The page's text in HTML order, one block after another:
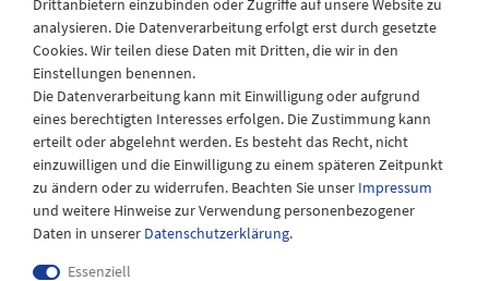
Kontaktformular
Telefon: 04943-910921
Drittanbietern einzubinden oder Zugriffe auf unsere Website zu
analysieren. Die Datenverarbeitung erfolgt erst durch gesetzte
Cookies. Wir teilen diese Daten mit Dritten, die wir in den
Einstellungen benennen.
Die Datenverarbeitung kann mit Einwilligung oder aufgrund
eines berechtigten Interesses erfolgen. Die Zustimmung kann
erteilt oder abgelehnt werden. Es besteht das Recht, nicht
einzuwilligen und die Einwilligung zu einem späteren Zeitpunkt
zu ändern oder zu widerrufen. Beachten Sie unser Impressum
und weitere Hinweise zur Verwendung personenbezogener
Daten in unserer Daten­schutz­erklärung.
Essenziell